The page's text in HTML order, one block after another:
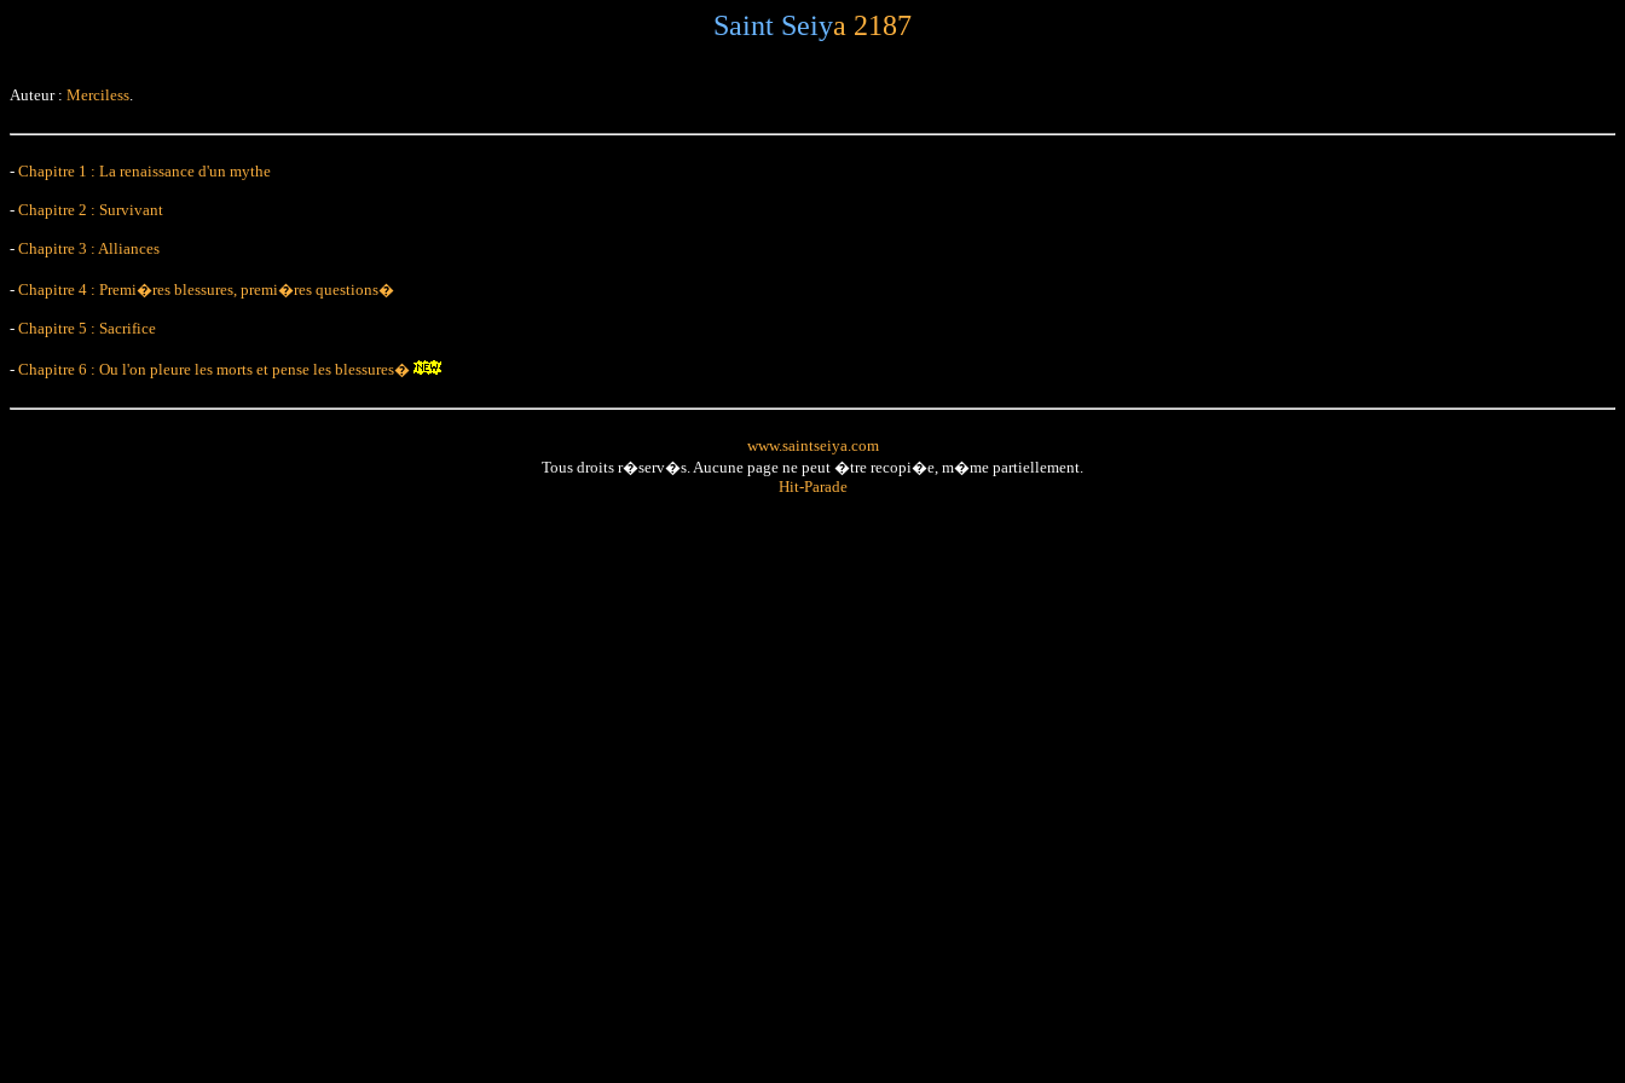
Saint Seiya 2187
Auteur : Merciless.
- Chapitre 1 : La renaissance d'un mythe
- Chapitre 2 : Survivant
- Chapitre 3 : Alliances
- Chapitre 4 : Premi�res blessures, premi�res questions�
- Chapitre 5 : Sacrifice
- Chapitre 6 : Ou l'on pleure les morts et pense les blessures�
www.saintseiya.com
Tous droits r�serv�s. Aucune page ne peut �tre recopi�e, m�me partiellement.